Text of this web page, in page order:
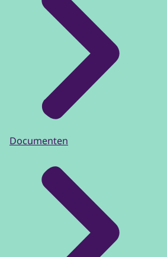
Documenten